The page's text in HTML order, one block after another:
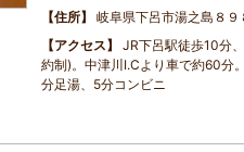
住所
岐阜県下呂市湯之島８９
アクセス
JR下呂駅徒歩10分
約制)。中津川I.Cより車で約60分
分足湯、5分コンビニ